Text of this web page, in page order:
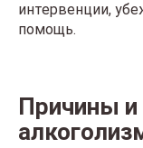
интервенции,
помощь.
Причины и